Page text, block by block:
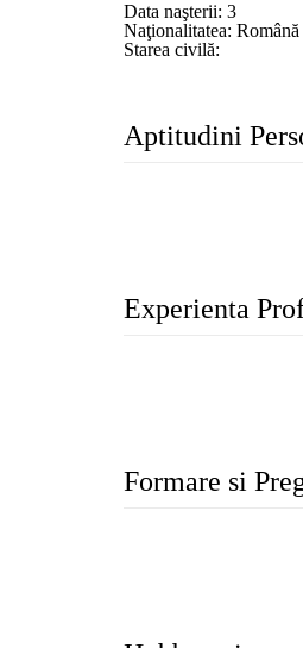
Data naşterii: 3
Naţionalitatea: Română
Starea civilă:
Aptitudini
Experienta
Formare si